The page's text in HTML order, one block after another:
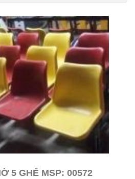
5 GHẾ MSP: 00572